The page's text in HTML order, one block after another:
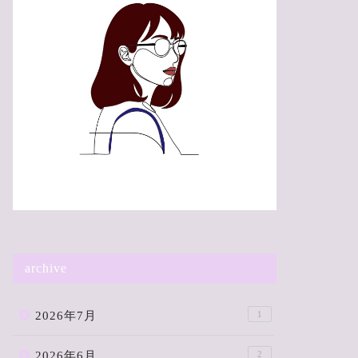
archive
2026年7月 1
2026年6月 2